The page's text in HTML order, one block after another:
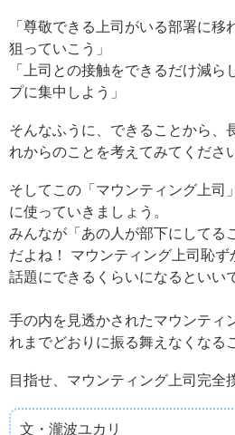
「尊敬できる上司がいる部署に移
狙っていこう」
「上司との接触をできるだけ減ら
プに集中しよう」
そんなふうに、できることから、
れからのことを考えてみてくださ
そしてこの「マウンティング上司
に使っていきましょう。
みんなが「あの人が部下にしてる
だよね！ マウンティング上司恥ず
話題にできるくらいになるといい
手の内を見透かされたマウンティ
れまでどおりに振る舞えなくなる
目指せ、マウンティング上司完全
文・瀧波ユカリ